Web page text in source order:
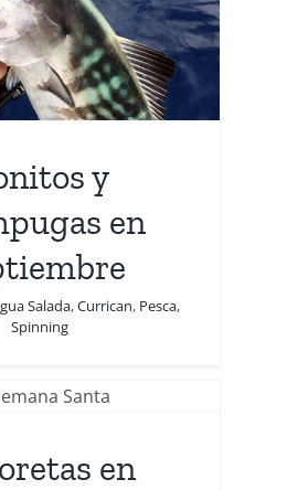
y
en
Salada,Currican, Pesca,
Spinning
en